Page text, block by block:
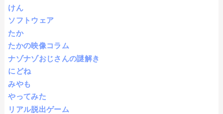
けん
ソフトウェア
たか
たかの映像コラム
ナゾナゾおじさんの謎解き
にどね
みやも
やってみた
リアル脱出ゲーム